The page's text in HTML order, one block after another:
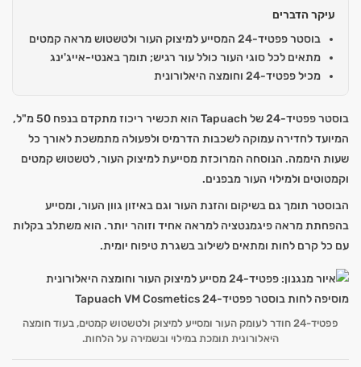
עיקר הדברים
בוסטר פפטיד-24 המסייע למיצוק העור ולטשטוש מראה קמטים
מתאים לכל סוגי העור כולל עור רגיש; תומך באנטי-אייג'ינג
מכיל פפטיד-24 וחומצה היאלורונית
בוסטר פפטיד-24 של Tapuach הוא תכשיר ריכוז מתקדם בנפח 50 מ"ל,
המיועד לחדירה עמוקה לשכבות הדרמיס ולפעולה מתמשכת לאורך כל
שעות היממה. הנוסחה המרוכזת מסייעת למיצוק העור, לטשטוש קמטים
וקמטוטים ולמילוי העור מבפנים.
הבוסטר תומך גם בשיקום והזנת העור וגם באיזון גוון העור, ומסייע
בהפחתת מראה פיגמנטציה למראה אחיד וזוהר יותר. הוא משתלב בקלות
עם כל קרם לחות ומתאים לשילוב בשגרת טיפוח יומית.
פפטיד-24 חודר לעומק העור ומסייע למיצוק ולטשטוש קמטים, בעוד חומצה
היאלורונית תומכת במילוי ובשמירה על הלחות.